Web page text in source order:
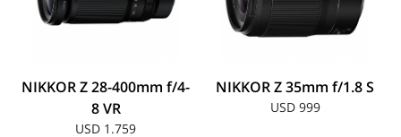
NIKKOR Z 28-400mm f/4-
8 VR
USD 1.759
NIKKOR Z 35mm f/1.8 S
USD 999